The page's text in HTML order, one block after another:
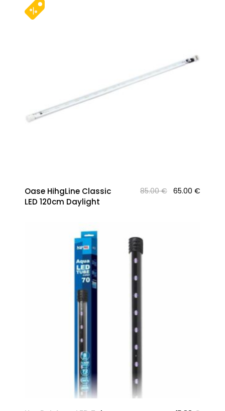
Oase HihgLine Classic
LED 120cm Daylight
85.00€ Original
65.00 €